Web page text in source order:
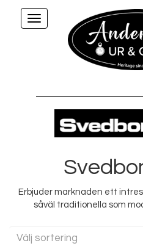
Toggle
navigation
Erbjuder marknaden ett
såväl traditionella som
Välj sortering